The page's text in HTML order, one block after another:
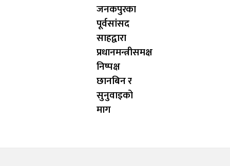
जनकपुरका
पूर्वसांसद
साहद्वारा
प्रधानमन्त्रीसमक्ष
निष्पक्ष
छानबिन र
सुनुवाइको
माग